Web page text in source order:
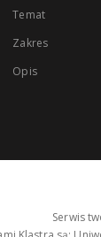
Temat
Zakres
Opis
Serwis